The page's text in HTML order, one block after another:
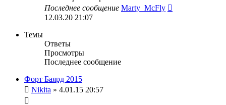
Последнее сообщение Marty_McFly
12.03.20 21:07
Темы
Ответы
Просмотры
Последнее сообщение
Форт Баярд 2015
Nikita » 4.01.15 20:57